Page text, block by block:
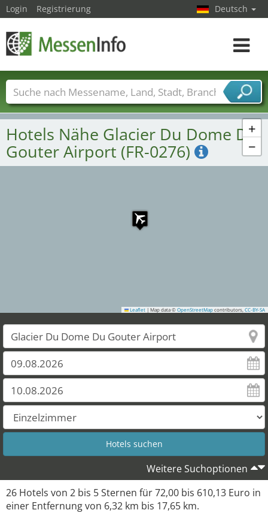
345
+
−
Leaflet | Map data © OpenStreetMap contributors, CC-BY-SA
Hotels Nähe Glacier Du Dome Du
Gouter Airport (FR-0276)
Weitere Suchoptionen
26 Hotels von 2 bis 5Sternen für72,00 bis 610,13 Euro in
einer Entfernung von 6,32 km bis 17,65 km.
Login Registrierung Deutsch
Toggle
Messenamen Länder Städte
Branchen
Dienstleisterbranchen